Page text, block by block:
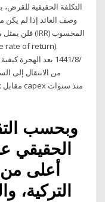
التكلفة الحقيقية
وصف العائد إذا لم يكن
من الانتقال إلى
وبحسب
الحقيقي
أعلى
التركية،